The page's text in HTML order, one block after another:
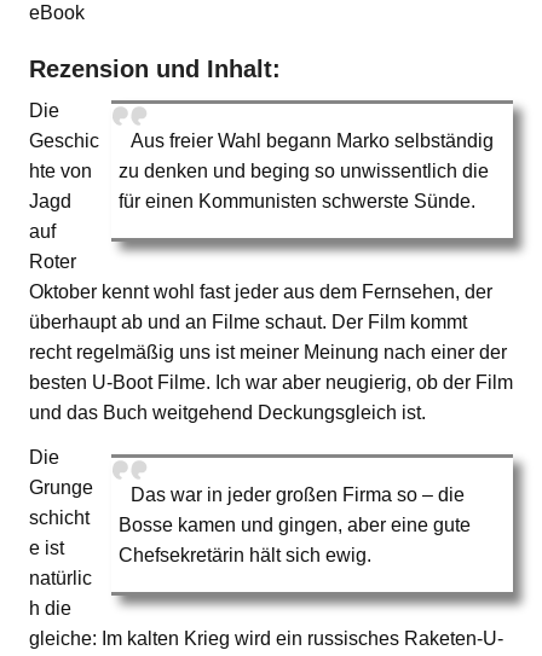
eBook
Rezension und Inhalt:
Aus freier Wahl begann Marko selbständig
zu denken und beging so unwissentlich die
für einen Kommunisten schwerste Sünde.
Die
Geschic
hte von
Jagd
auf
Roter
Oktober kennt wohl fast jeder aus dem Fernsehen, der
überhaupt ab und an Filme schaut. Der Film kommt
recht regelmäßig uns ist meiner Meinung nach einer der
besten U-Boot Filme. Ich war aber neugierig, ob der Film
und das Buch weitgehend Deckungsgleich ist.
Das war in jeder großen Firma so – die
Bosse kamen und gingen, aber eine gute
Chefsekretärin hält sich ewig.
Die
Grunge
schicht
e ist
natürlic
h die
gleiche: Im kalten Krieg wird ein russisches Raketen-U-